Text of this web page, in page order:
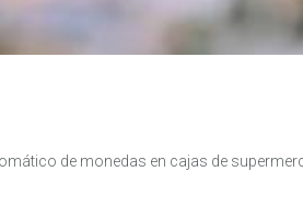
de monedas en cajas de